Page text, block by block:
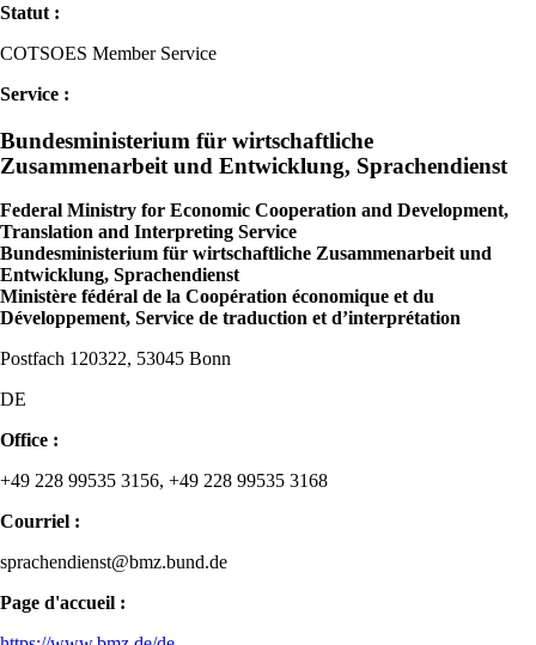
Statut :
COTSOES Member Service
Service :
Bundesministerium für wirtschaftliche
Zusammenarbeit und Entwicklung, Sprachendienst
Federal Ministry for Economic Cooperation and Development,
Translation and Interpreting Service
Bundesministerium für wirtschaftliche Zusammenarbeit und
Entwicklung, Sprachendienst
Ministère fédéral de la Coopération économique et du
Développement, Service de traduction et d’interprétation
Postfach 120322, 53045 Bonn
DE
Office :
+49 228 99535 3156, +49 228 99535 3168
Courriel :
sprachendienst@bmz.bund.de
Page d'accueil :